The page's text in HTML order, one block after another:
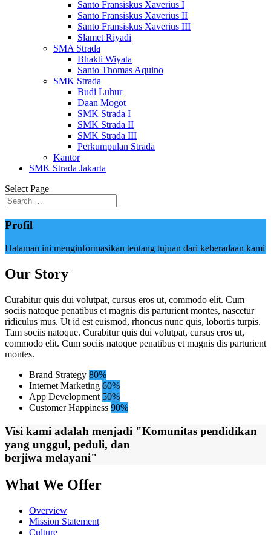
Santo Fransiskus Xaverius I
Santo Fransiskus Xaverius II
Santo Fransiskus Xaverius III
Slamet Riyadi
SMA Strada
Bhakti Wiyata
Santo Thomas Aquino
SMK Strada
Budi Luhur
Daan Mogot
SMK Strada I
SMK Strada II
SMK Strada III
Perkumpulan Strada
Kantor
SMK Strada Jakarta
Select Page
Profil
Halaman ini menginformasikan tentang tujuan dari keberadaan kami
Our Story
Curabitur quis dui volutpat, cursus eros ut, commodo elit. Cum
sociis natoque penatibus et magnis dis parturient montes, nascetur
ridiculus mus. Ut id est euismod, rhoncus nunc quis, lobortis turpis.
Tam sociis natoque. Curabitur quis dui volutpat, cursus eros ut,
commodo elit. Cum sociis natoque penatibus et magnis dis parturient
montes.
Brand Strategy 80%
Internet Marketing 60%
App Development 50%
Customer Happiness 90%
Visi kami adalah menjadi "Komunitas pendidikan
yang unggul, peduli, dan
berjiwa melayani"
What We Offer
Overview
Mission Statement
Culture